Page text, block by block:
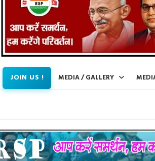
JOIN US ! MEDIA / GALLERY